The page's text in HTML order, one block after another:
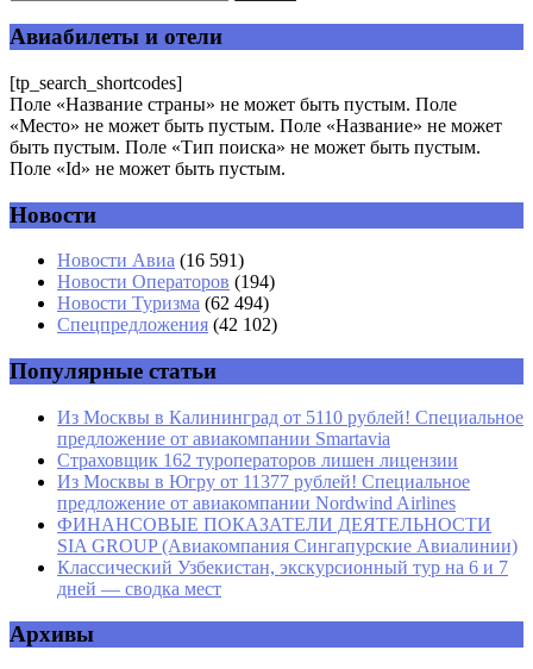
Имя *
Email*
Авиабилеты и отели
[tp_search_shortcodes]
Поле «Название страны» не может быть пустым. Поле
«Место» не может быть пустым. Поле «Название» не может
быть пустым. Поле «Тип поиска» не может быть пустым.
Поле «Id» не может быть пустым.
Новости
Новости Авиа (16 591)
Новости Операторов (194)
Новости Туризма (62 494)
Спецпредложения (42 102)
Популярные статьи
Из Москвы в Калининград от 5110 рублей! Специальное
предложение от авиакомпании Smartavia
Страховщик 162 туроператоров лишен лицензии
Из Москвы в Югру от 11377 рублей! Специальное
предложение от авиакомпании Nordwind Airlines
ФИНАНСОВЫЕ ПОКАЗАТЕЛИ ДЕЯТЕЛЬНОСТИ
SIA GROUP (Авиакомпания Сингапурские Авиалинии)
Классический Узбекистан, экскурсионный тур на 6 и 7
дней — сводка мест
Архивы